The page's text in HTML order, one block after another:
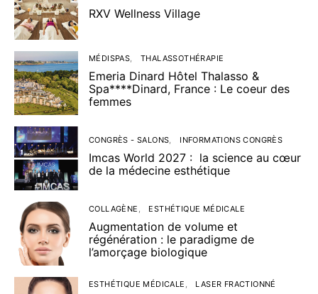
RXV Wellness Village
MÉDISPAS THALASSOTHÉRAPIE
Emeria Dinard Hôtel Thalasso &
Spa****Dinard, France : Le coeur des
femmes
CONGRÈS - SALONS INFORMATIONS CONGRÈS
Imcas World 2027 : la science au cœur
de la médecine esthétique
COLLAGÈNE ESTHÉTIQUE MÉDICALE
Augmentation de volume et
régénération : le paradigme de
l’amorçage biologique
ESTHÉTIQUE MÉDICALE LASER FRACTIONNÉ